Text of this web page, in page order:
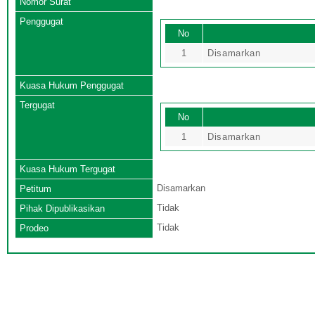
Penggugat
No
1
Disamarkan
Kuasa Hukum Penggugat
Tergugat
No
1
Disamarkan
Kuasa Hukum Tergugat
Petitum
Disamarkan
Pihak Dipublikasikan
Tidak
Prodeo
Tidak